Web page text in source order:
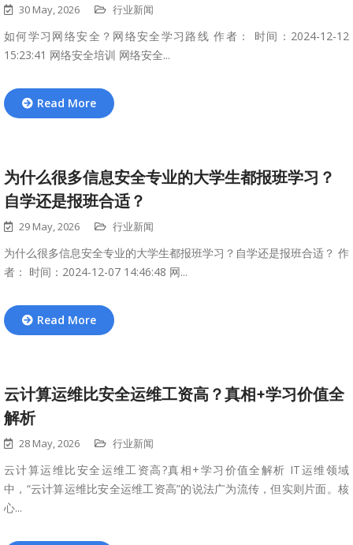
30 May, 2026 行业新闻
如何学习网络安全？网络安全学习路线 作者： 时间：2024-12-12
15:23:41 网络安全培训 网络安全...
Read More
为什么很多信息安全专业的大学生都报班学习？
自学还是报班合适？
29 May, 2026 行业新闻
为什么很多信息安全专业的大学生都报班学习？自学还是报班合适？ 作
者： 时间：2024-12-07 14:46:48 网...
Read More
云计算运维比安全运维工资高？真相+学习价值全
解析
28 May, 2026 行业新闻
云计算运维比安全运维工资高?真相+学习价值全解析 IT运维领域
中，“云计算运维比安全运维工资高”的说法广为流传，但实则片面。核
心...